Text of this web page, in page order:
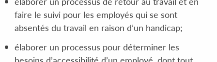
faire le suivi pour les employés qui se sont
absentés du travail en raison d’un handicap;
élaborer un processus pour déterminer les